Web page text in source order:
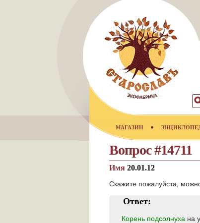
МАГАЗИН
Вопрос #14711
Имя 20.01.12
Скажите пожалуйста,
Ответ:
Корень подсолнуха на